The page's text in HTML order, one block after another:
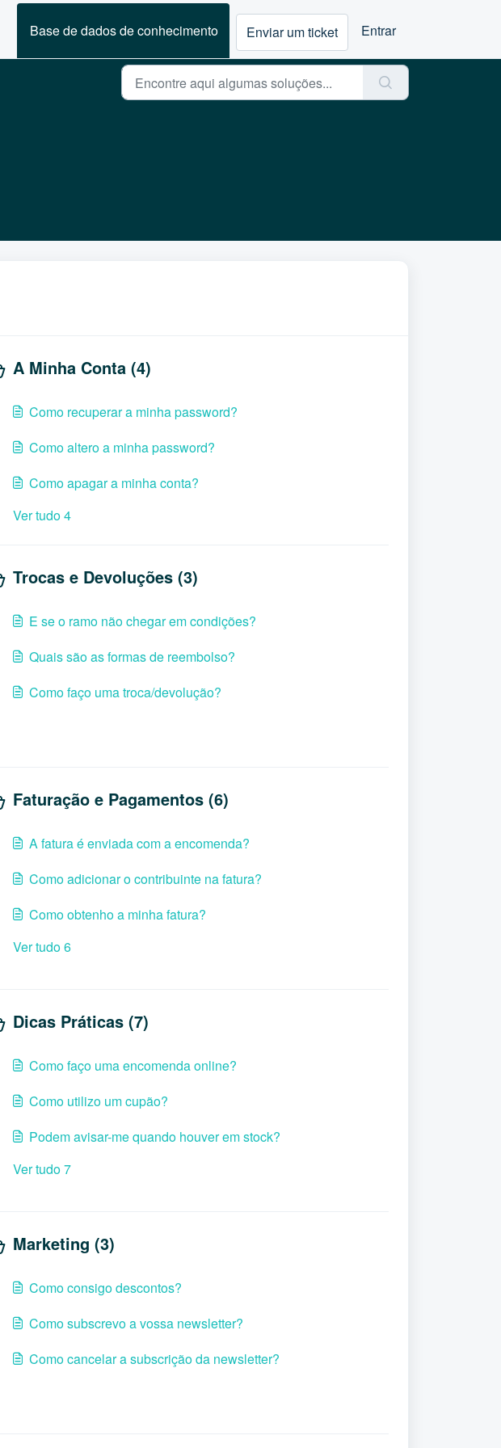
Base de dados de conhecimento Enviar um ticket Entrar
A Minha Conta (4)
Como recuperar a minha password?
Como altero a minha password?
Como apagar a minha conta?
Ver tudo 4
Trocas e Devoluções (3)
E se o ramo não chegar em condições?
Quais são as formas de reembolso?
Como faço uma troca/devolução?
Faturação e Pagamentos (6)
A fatura é enviada com a encomenda?
Como adicionar o contribuinte na fatura?
Como obtenho a minha fatura?
Ver tudo 6
Dicas Práticas (7)
Como faço uma encomenda online?
Como utilizo um cupão?
Podem avisar-me quando houver em stock?
Ver tudo 7
Marketing (3)
Como consigo descontos?
Como subscrevo a vossa newsletter?
Como cancelar a subscrição da newsletter?